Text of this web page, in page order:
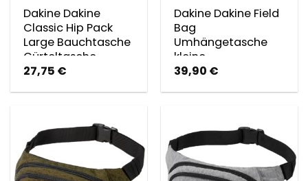
Dakine Dakine
Classic Hip Pack
Large Bauchtasche
Gürteltasche
Hüfttasche
27,75 €
Dakine Dakine Field
Bag
Umhängetasche
kleine
Umhängetasche
39,90 €